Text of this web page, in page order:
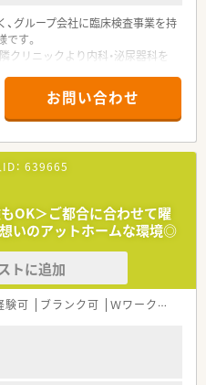
グループ会社に臨床検査事業を持
です。
クリニックより内科・泌尿器科を
ご経歴・勤務条件により、2,000
。
お問い合わせ
： 639665
もOK＞ご都合に合わせて曜
想いのアットホームな環境◎
トに追加
験可 ブランク可 Ｗワーク可